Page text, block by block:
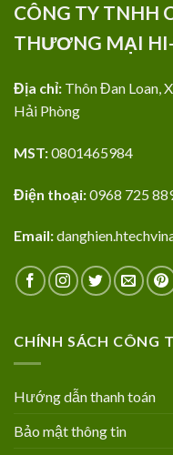
CÔNG TY TNHH
THƯƠNG MẠI
Địa chỉ: Thôn Đan Loan,
Hải Phòng
MST:0801465984
Điện thoại:0968 725
Email:
CHÍNH SÁCH CÔNG
Hướng dẫn thanh toán
Bảo mật thông tin